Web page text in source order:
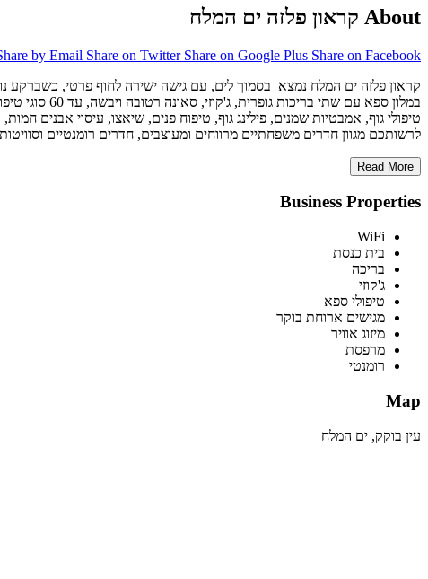
About קראון פלזה ים המלח
by Email Share on Twitter Share on Google Plus Share on Facebook
קראון פלזה ים המלח נמצא בסמוך לים, עם גישה ישירה לחוף פרטי, כשברקע
במלון ספא עם שתי בריכות גופרית, ג'קוזי, סאונה רטובה ויבשה, עד 60 סוגי טיפול ומגוון עיסויים:
טיפולי גוף, אמבטיות שמנים, פילינג גוף, טיפוח פנים, שיאצו, עיסוי אבנים
לרשותכם מגוון חדרים משפחתיים מרווחים ומעוצבים, חדרים רומנטיים
Read More
Business Properties
WiFi
בית כנסת
בריכה
ג'קוזי
טיפולי ספא
מגישים ארוחת בוקר
מיזוג אוויר
מרפסת
רומנטי
Map
עין בוקק, ים המלח